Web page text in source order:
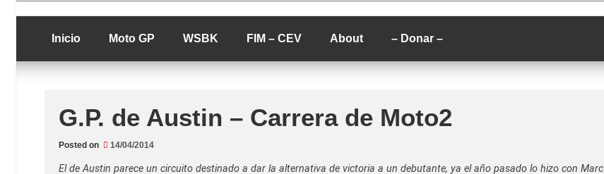
to
contentLucio Lopez GP
luciolopezgp
Inicio Moto GP WSBK FIM – CEV About – Donar –
G.P. de Austin – Carrera de Moto2
Posted on 14/04/2014
El de Austin parece un circuito destinado a dar la alternativa de victoria a un debutante, ya el año pasado lo hizo con Marc